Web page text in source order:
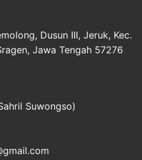
Dusun III, Jeruk, Kec.
Jawa Tengah 57276
Suwongso)